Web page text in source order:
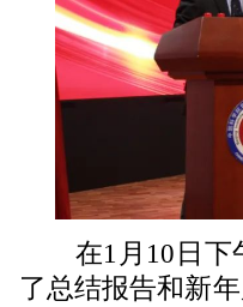
在1月10日下午
了总结报告和新